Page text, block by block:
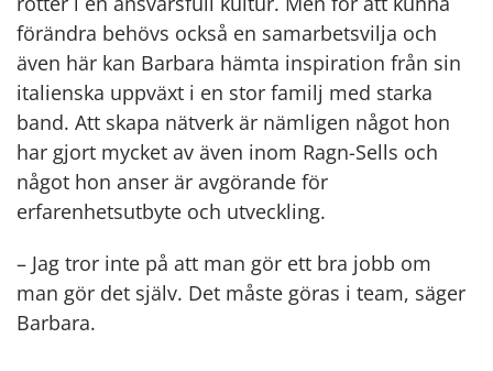
förändra behövs också en samarbetsvilja och
även här kan Barbara hämta inspiration från sin
italienska uppväxt i en stor familj med starka
band. Att skapa nätverk är nämligen något hon
har gjort mycket av även inom Ragn-Sells och
något hon anser är avgörande för
erfarenhetsutbyte och utveckling.
– Jag tror inte på att man gör ett bra jobb om
man gör det själv. Det måste göras i team, säger
Barbara.